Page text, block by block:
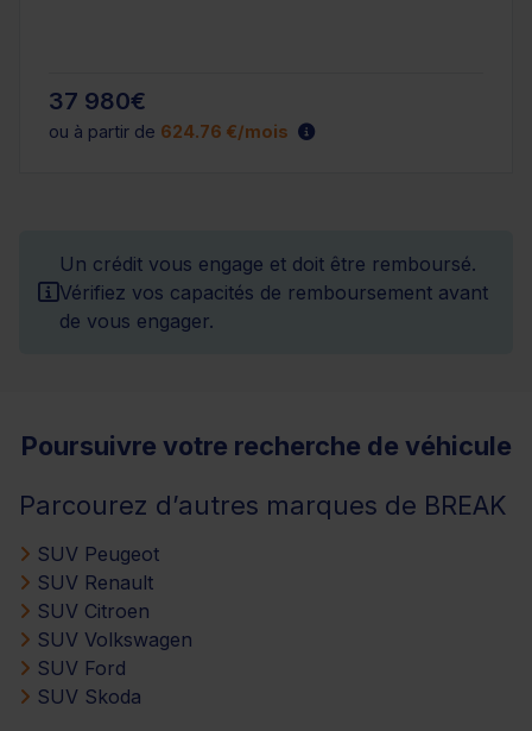
37 980€
ou à partir de 624.76 €/mois
Un crédit vous engage et doit être remboursé.
Vérifiez vos capacités de remboursement avant
de vous engager.
Poursuivre votre recherche de véhicule
Parcourez d’autres marques de BREAK
SUV Peugeot
SUV Renault
SUV Citroen
SUV Volkswagen
SUV Ford
SUV Skoda